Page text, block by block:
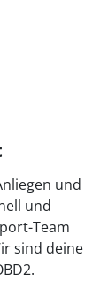
und
und
Team
sind deine